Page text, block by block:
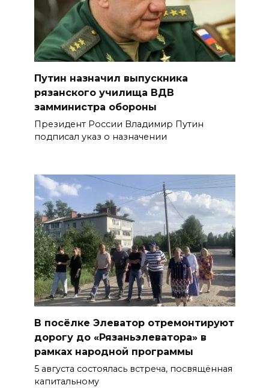
Путин назначил выпускника
рязанского училища ВДВ
замминистра обороны
Президент России Владимир Путин
подписал указ о назначении
В посёлке Элеватор отремонтируют
дорогу до «Рязаньэлеватора» в
рамках народной программы
5 августа состоялась встреча, посвящённая
капитальному